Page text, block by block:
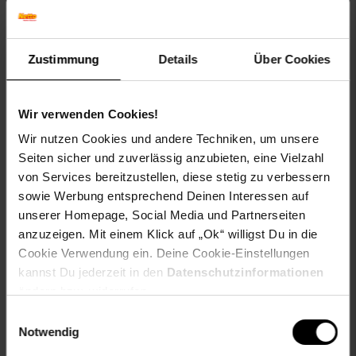
Zustimmung Details Über Cookies
Wir verwenden Cookies!
Wir nutzen Cookies und andere Techniken, um unsere
Seiten sicher und zuverlässig anzubieten, eine Vielzahl
von Services bereitzustellen, diese stetig zu verbessern
sowie Werbung entsprechend Deinen Interessen auf
unserer Homepage, Social Media und Partnerseiten
anzuzeigen. Mit einem Klick auf „Ok“ willigst Du in die
Cookie Verwendung ein. Deine Cookie-Einstellungen
kannst Du jederzeit in den Datenschutzinformationen
Notwendig
Artikelnummer: 2525291001
Artikel gehört zur Kategorie:
Badarmaturen
Versandinformationen
Herstellerinformationen
Fußzeile
Weitere Online-Angebote